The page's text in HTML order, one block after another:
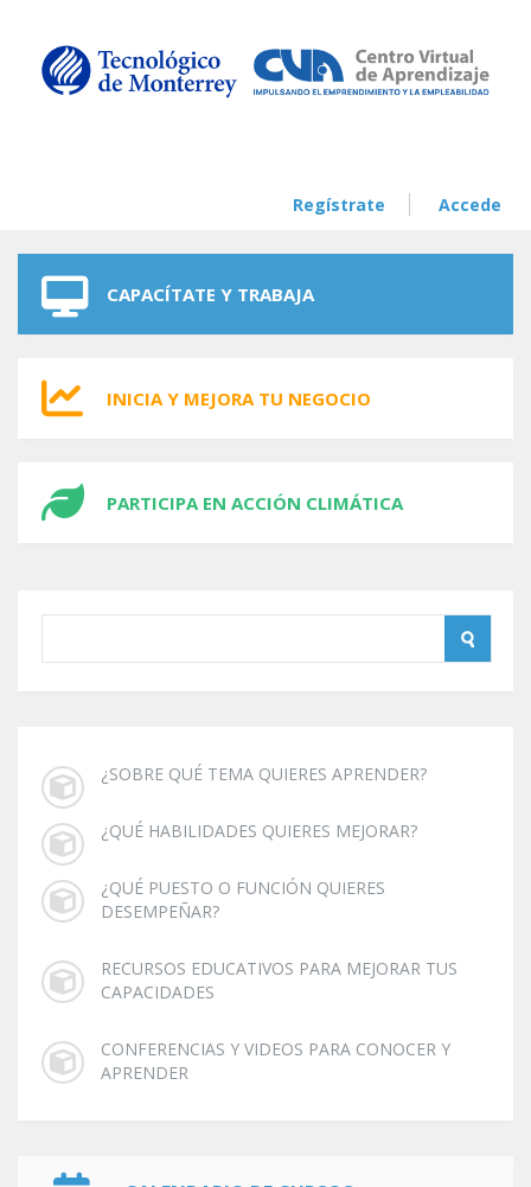
Regístrate Accede
CAPACÍTATE Y TRABAJA
INICIA Y MEJORA TU NEGOCIO
PARTICIPA EN ACCIÓN CLIMÁTICA
¿SOBRE QUÉ TEMA QUIERES APRENDER?
¿QUÉ HABILIDADES QUIERES MEJORAR?
¿QUÉ PUESTO O FUNCIÓN QUIERES
DESEMPEÑAR?
RECURSOS EDUCATIVOS PARA MEJORAR TUS
CAPACIDADES
CONFERENCIAS Y VIDEOS PARA CONOCER Y
APRENDER